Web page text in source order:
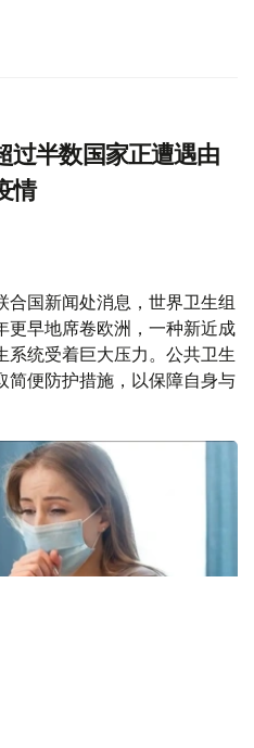
过半数国家正遭遇由
情
合国新闻处消息，世界卫生组
更早地席卷欧洲，一种新近成
系统受着巨大压力。公共卫生
简便防护措施，以保障自身与